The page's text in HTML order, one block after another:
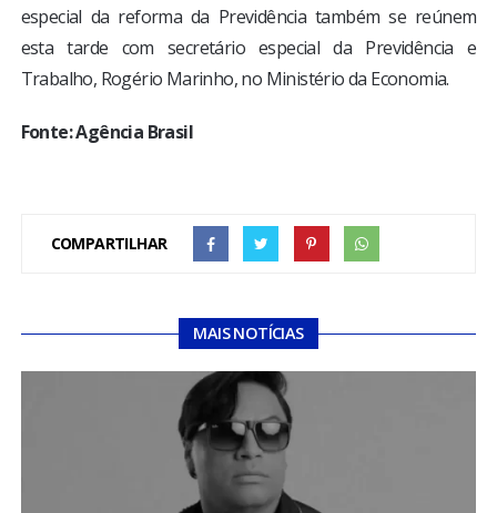
especial da reforma da Previdência também se reúnem
esta tarde com secretário especial da Previdência e
Trabalho, Rogério Marinho, no Ministério da Economia.
Fonte: Agência Brasil
COMPARTILHAR
MAIS NOTÍCIAS